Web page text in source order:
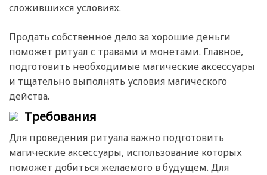
сложившихся условиях.
Продать собственное дело за хорошие деньги
поможет ритуал с травами и монетами. Главное,
подготовить необходимые магические аксессуары
и тщательно выполнять условия магического
действа.
Требования
Для проведения ритуала важно подготовить
магические аксессуары, использование которых
поможет добиться желаемого в будущем. Для